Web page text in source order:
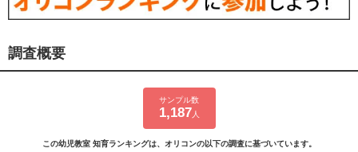
調査概要
サンプル数
1,187 人
この幼児教室 知育ランキングは、オリコンの以下の調査に基づいています。